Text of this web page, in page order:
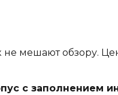
мешают обзору.
с заполнением